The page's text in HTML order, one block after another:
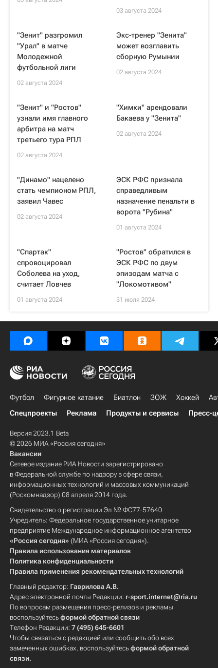
03 августа 2024
"Зенит" разгромил
"Урал" в матче
Молодежной
футбольной лиги
02 августа 2024
Экс-тренер "Зенита"
может возглавить
сборную Румынии
02 августа 2024
"Зенит" и "Ростов"
узнали имя главного
арбитра на матч
третьего тура РПЛ
02 августа 2024
"Химки" арендовали
Бакаева у "Зенита"
02 августа 2024
"Динамо" нацелено
стать чемпионом РПЛ,
заявил Чавес
02 августа 2024
ЭСК РФС признала
справедливым
назначение пенальти в
ворота "Рубина"
01 августа 2024
"Спартак"
спровоцировал
Соболева на уход,
считает Ловчев
01 августа 2024
"Ростов" обратился в
ЭСК РФС по двум
эпизодам матча с
"Локомотивом"
31 июля 2024
Футбол Фигурное катание Биатлон ЗОЖ Хоккей
Спецпроекты
Реклама Продукты и сервисы Пресс-
Версия 2023.1 Beta
© 2026 МИА «Россия сегодня»
Вакансии
Сетевое издание РИА Новости зарегистрировано
в Федеральной службе по надзору в сфере связи,
информационных технологий и массовых коммуникаций
(Роскомнадзор) 08 апреля 2014 года.
Свидетельство о регистрации Эл № ФС77-57640
Учредитель: Федеральное государственное унитарное
предприятие Международное информационное агентство
«Россия сегодня» (МИА «Россия сегодня»).
Правила использования материалов
Политика конфиденциальности
Правила применения рекомендательных технологий
Главный редактор: Гаврилова А.В.
Адрес электронной почты Редакции: r-sport.internet@ria.ru
По вопросам размещения пресс-релизов и рекламы
воспользуйтесьформой обратной связи
Телефон Редакции: 7 (495) 645-6601
Чтобы связаться с редакцией или сообщить обо всех
замеченных ошибках, воспользуйтесьформой обратной
связи.